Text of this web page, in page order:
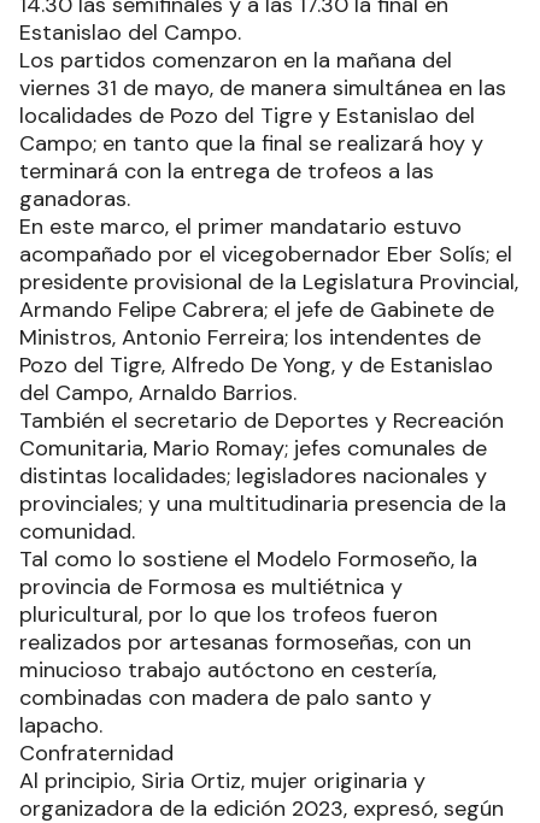
Estanislao del Campo.
Los partidos comenzaron en la mañana del
viernes 31 de mayo, de manera simultánea en las
localidades de Pozo del Tigre y Estanislao del
Campo; en tanto que la final se realizará hoy y
terminará con la entrega de trofeos a las
ganadoras.
En este marco, el primer mandatario estuvo
acompañado por el vicegobernador Eber Solís; el
presidente provisional de la Legislatura Provincial,
Armando Felipe Cabrera; el jefe de Gabinete de
Ministros, Antonio Ferreira; los intendentes de
Pozo del Tigre, Alfredo De Yong, y de Estanislao
del Campo, Arnaldo Barrios.
También el secretario de Deportes y Recreación
Comunitaria, Mario Romay; jefes comunales de
distintas localidades; legisladores nacionales y
provinciales; y una multitudinaria presencia de la
comunidad.
Tal como lo sostiene el Modelo Formoseño, la
provincia de Formosa es multiétnica y
pluricultural, por lo que los trofeos fueron
realizados por artesanas formoseñas, con un
minucioso trabajo autóctono en cestería,
combinadas con madera de palo santo y
lapacho.
Confraternidad
Al principio, Siria Ortiz, mujer originaria y
organizadora de la edición 2023, expresó, según